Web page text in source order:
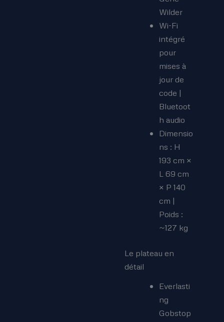
Wilder
Wi-Fi
intégré
pour
mises à
jour de
code |
Bluetoot
h audio
Dimensio
ns : H
193 cm ×
L 69 cm
× P 140
cm |
Poids :
~127 kg
Le plateau en
détail
Everlasti
ng
Gobstop